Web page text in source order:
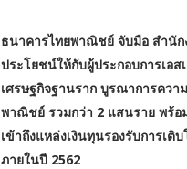
ธนาคารไทยพาณิชย์ จับมือ สำนัก
ประโยชน์ให้กับผู้ประกอบการเอส
เศรษฐกิจฐานราก บูรณาการควา
พาณิชย์ รวมกว่า 2 แสนราย พร้อ
เข้าถึงแหล่งเงินทุนรองรับการเติ
ภายในปี 2562